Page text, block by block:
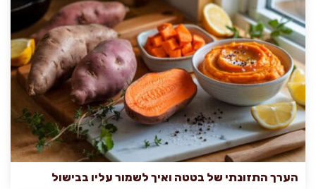
הערך התזונתי של בטטה ואיך לשמור עליו בבישול